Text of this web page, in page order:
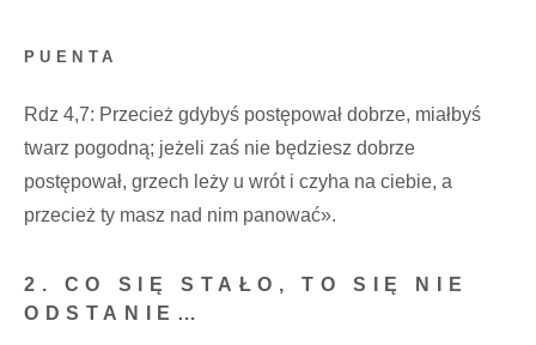
PUENTA
Rdz 4,7: Przecież gdybyś postępował dobrze, miałbyś
twarz pogodną; jeżeli zaś nie będziesz dobrze
postępował, grzech leży u wrót i czyha na ciebie, a
przecież ty masz nad nim panować».
2. CO SIĘ STAŁO, TO SIĘ NIE
ODSTANIE…